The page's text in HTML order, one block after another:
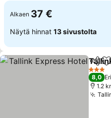
Alkaen 37 €
Näytä hinnat 13 sivustolta
Jaa
3
8,0
1.2